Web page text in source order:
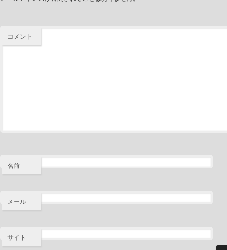
コメント
名前
メール
サイト